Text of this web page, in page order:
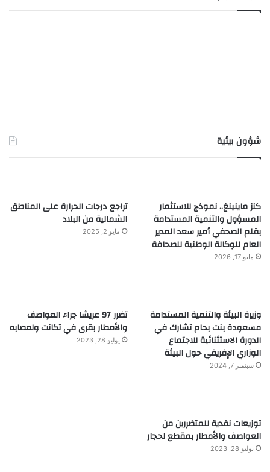
شؤون بيئية
كنز ماينينغ.. نموذج للاستثمار
المسؤول والتنمية المستدامة
بقلم الصحفي أمير سعد المدير
العام للوكالة الوطنية للصحافة
مايو 17, 2026
تراجع درجات الحرارة على المناطق
الشمالية من البلاد
مايو 2, 2025
وزيرة البيئة والتنمية المستدامة
مسعودة بنت بحام تشارك في
الدورة الاستثنائية للاجتماع
الوزاري الإفريقي حول البيئة
سبتمبر 7, 2024
تضرر 97 عريشا جراء العواصف
والأمطار بقرى في تكانت ولعصابه
يوليو 28, 2023
توزيعات نقدية للمتضررين من
العواصف والأمطار بمقطع لحجار
يوليو 28, 2023